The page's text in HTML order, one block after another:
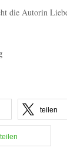
die Autorin
teilen
teilen